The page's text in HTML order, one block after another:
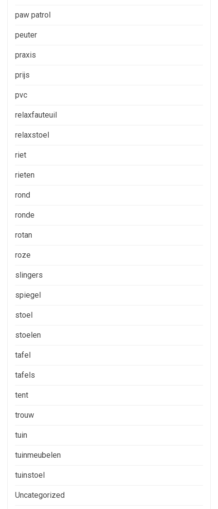
paw patrol
peuter
praxis
prijs
pvc
relaxfauteuil
relaxstoel
riet
rieten
rond
ronde
rotan
roze
slingers
spiegel
stoel
stoelen
tafel
tafels
tent
trouw
tuin
tuinmeubelen
tuinstoel
Uncategorized